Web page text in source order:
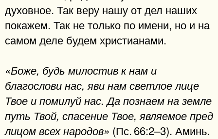
духовное. Так веру нашу от дел наших
покажем. Так не только по имени, но и на
самом деле будем христианами.
«Боже, будь милостив к нам и
благослови нас, яви нам светлое лице
Твое и помилуй нас. Да познаем на земле
путь Твой, спасение Твое, являемое пред
лицом всех народов» (Пс. 66:2–3). Аминь.